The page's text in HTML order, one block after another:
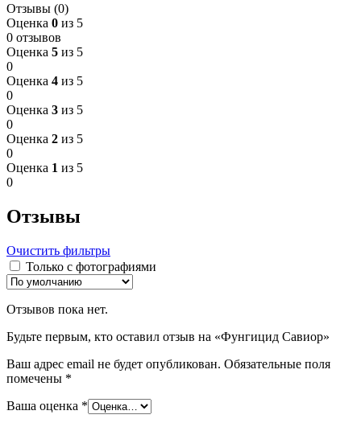
Отзывы (0)
Оценка 0 из 5
0 отзывов
Оценка 5 из 5
0
Оценка 4 из 5
0
Оценка 3 из 5
0
Оценка 2 из 5
0
Оценка 1 из 5
0
Отзывы
Очистить фильтры
Только с фотографиями
Отзывов пока нет.
Будьте первым, кто оставил отзыв на «Фунгицид Савиор»
Ваш адрес email не будет опубликован. Обязательные поля
помечены *
Ваша оценка *